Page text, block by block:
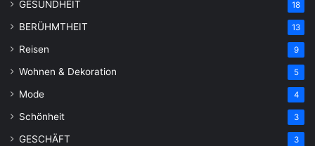
GESUNDHEIT 18
BERÜHMTHEIT 13
Reisen 9
Wohnen & Dekoration 5
Mode 4
Schönheit 3
GESCHÄFT 3